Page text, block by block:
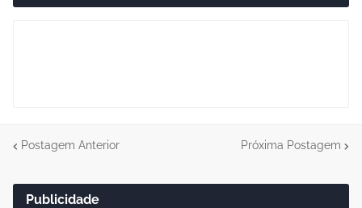
Postagem Anterior Próxima Postagem
Publicidade